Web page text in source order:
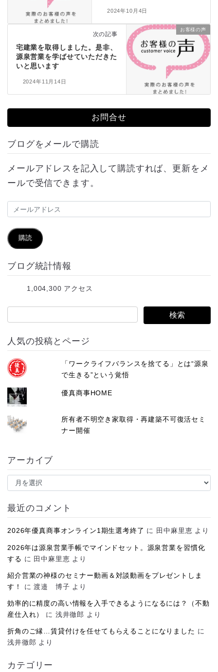
2024年10月4日
お客様の声
次の記事
宅建業を取得しました。是非、
源泉営業を学ばせていただきた
いと思います
2024年11月14日
お問合せ
ブログをメールで購読
メールアドレスを記入して購読すれば、更新をメ
ールで受信できます。
メ
ル
ア
ド
購読
ブログ統計情報
1,004,300 アクセス
人気の投稿とページ
「ワークライフバランスを捨てる」とは“源泉
で生きる”という覚悟
優真商事HOME
所有者不明空き家取得・再建築不可復活セミ
ナー開催
アーカイブ
ア
イ
最近のコメント
2026年優真商事オンライン1期生選考終了 に 田中麻里恵 より
2026年は源泉営業手帳でマインドセット。源泉営業を習慣化
する に 田中麻里恵 より
紹介営業の神様のセミナー動画＆対談動画をプレゼントしま
す！
に渡邉 博子 より
効率的に精度の高い情報を入手できるようになるには？（不動
産仕入れ）
に 浅井徹郎 より
折角のご縁…賃貸付けを任せてもらえることになりました に
浅井徹郎 より
カテゴリー